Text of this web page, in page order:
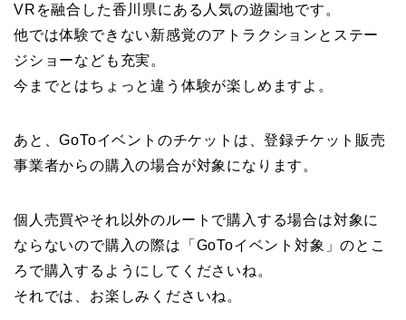
VRを融合した香川県にある人気の遊園地です。
他では体験できない新感覚のアトラクションとステー
ジショーなども充実。
今までとはちょっと違う体験が楽しめますよ。
あと、GoToイベントのチケットは、登録チケット販売
事業者からの購入の場合が対象になります。
個人売買やそれ以外のルートで購入する場合は対象に
ならないので購入の際は「GoToイベント対象」のとこ
ろで購入するようにしてくださいね。
それでは、お楽しみくださいね。